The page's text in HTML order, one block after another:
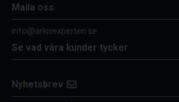
Maila oss
info@arkivexperten.se
Se vad våra kunder tycker
Nyhetsbrev